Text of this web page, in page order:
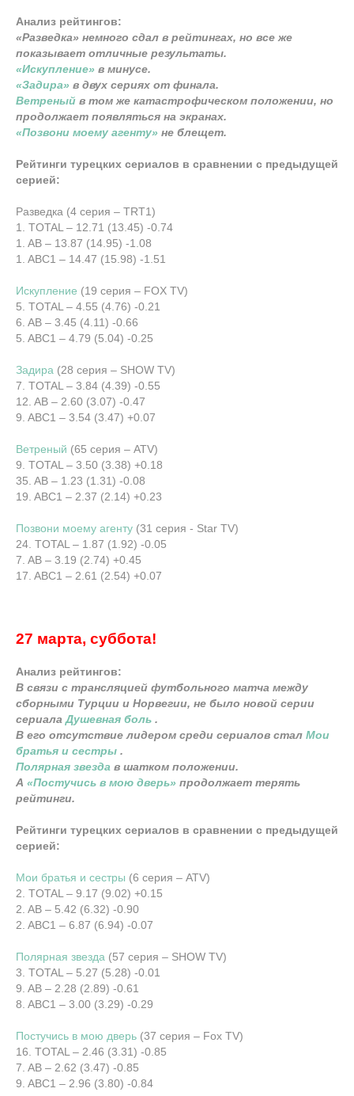
Анализ рейтингов:
«Разведка» немного сдал в рейтингах, но все же
показывает отличные результаты.
«Искупление» в минусе.
«Задира» в двух сериях от финала.
Ветреный в том же катастрофическом положении, но
продолжает появляться на экранах.
«Позвони моему агенту» не блещет.
Рейтинги турецких сериалов в сравнении с предыдущей
серией:
Разведка (4 серия – TRT1)
1. TOTAL – 12.71 (13.45) -0.74
1. AB – 13.87 (14.95) -1.08
1. ABC1 – 14.47 (15.98) -1.51
Искупление (19 серия – FOX TV)
5. TOTAL – 4.55 (4.76) -0.21
6. AB – 3.45 (4.11) -0.66
5. ABC1 – 4.79 (5.04) -0.25
Задира (28 серия – SHOW TV)
7. TOTAL – 3.84 (4.39) -0.55
12. AB – 2.60 (3.07) -0.47
9. ABC1 – 3.54 (3.47) +0.07
Ветреный (65 серия – ATV)
9. TOTAL – 3.50 (3.38) +0.18
35. AB – 1.23 (1.31) -0.08
19. ABC1 – 2.37 (2.14) +0.23
Позвони моему агенту (31 серия - Star TV)
24. TOTAL – 1.87 (1.92) -0.05
7. AB – 3.19 (2.74) +0.45
17. ABC1 – 2.61 (2.54) +0.07
27 марта, суббота!
Анализ рейтингов:
В связи с трансляцией футбольного матча между
сборными Турции и Норвегии, не было новой серии
сериала Душевная боль .
В его отсутствие лидером среди сериалов стал Мои
братья и сестры .
Полярная звезда в шатком положении.
А «Постучись в мою дверь» продолжает терять
рейтинги.
Рейтинги турецких сериалов в сравнении с предыдущей
серией:
Мои братья и сестры (6 серия – ATV)
2. TOTAL – 9.17 (9.02) +0.15
2. AB – 5.42 (6.32) -0.90
2. ABC1 – 6.87 (6.94) -0.07
Полярная звезда (57 серия – SHOW TV)
3. TOTAL – 5.27 (5.28) -0.01
9. AB – 2.28 (2.89) -0.61
8. ABC1 – 3.00 (3.29) -0.29
Постучись в мою дверь (37 серия – Fox TV)
16. TOTAL – 2.46 (3.31) -0.85
7. AB – 2.62 (3.47) -0.85
9. ABC1 – 2.96 (3.80) -0.84